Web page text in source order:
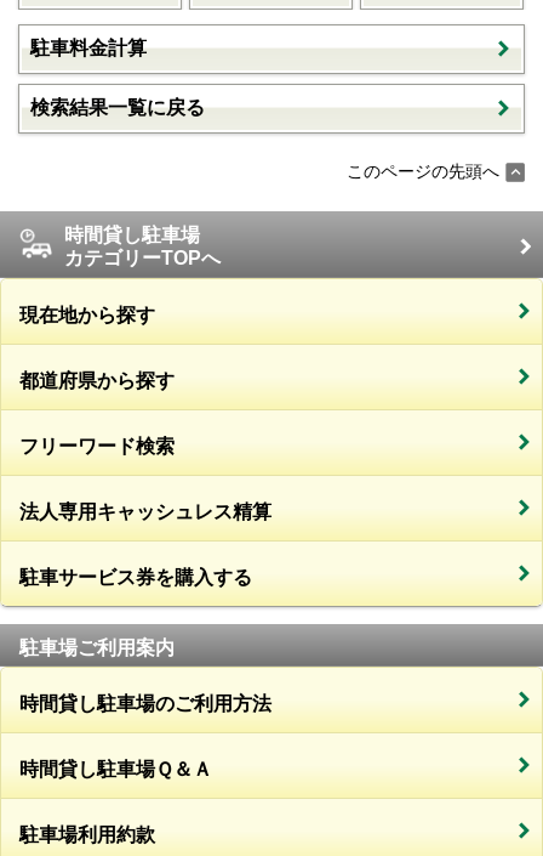
駐車料金計算
検索結果一覧に戻る
このページの先頭へ
時間貸し駐車場
カテゴリーTOPへ
現在地から探す
都道府県から探す
フリーワード検索
法人専用キャッシュレス精算
駐車サービス券を購入する
駐車場ご利用案内
時間貸し駐車場のご利用方法
時間貸し駐車場Ｑ＆Ａ
駐車場利用約款